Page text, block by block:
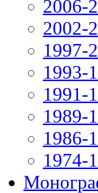
2006-
2002-
1997-
1993-
1991-
1989-
1986-
1974-